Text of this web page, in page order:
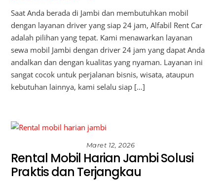
Saat Anda berada di Jambi dan membutuhkan mobil
dengan layanan driver yang siap 24 jam, Alfabil Rent Car
adalah pilihan yang tepat. Kami menawarkan layanan
sewa mobil Jambi dengan driver 24 jam yang dapat Anda
andalkan dan dengan kualitas yang nyaman. Layanan ini
sangat cocok untuk perjalanan bisnis, wisata, ataupun
kebutuhan lainnya, kami selalu siap […]
Maret 12, 2026
Rental Mobil Harian Jambi Solusi
Praktis dan Terjangkau